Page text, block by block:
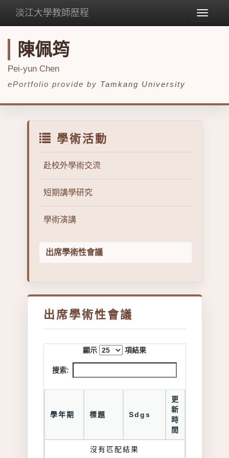
Toggle
淡江大學教師歷程
陳佩筠
Pei-yun Chen
ePortfolio provide by Tamkang University
學術活動
赴校外學術交流
短期講學研究
學術演講
出席學術性會議
出席學術性會議
顯示 項結果
搜索:
學年期 標題 Sdgs
更
新
時
間
沒有匹配結果